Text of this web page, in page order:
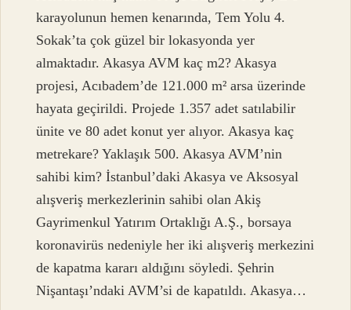
karayolunun hemen kenarında, Tem Yolu 4.
Sokak’ta çok güzel bir lokasyonda yer
almaktadır. Akasya AVM kaç m2? Akasya
projesi, Acıbadem’de 121.000 m² arsa üzerinde
hayata geçirildi. Projede 1.357 adet satılabilir
ünite ve 80 adet konut yer alıyor. Akasya kaç
metrekare? Yaklaşık 500. Akasya AVM’nin
sahibi kim? İstanbul’daki Akasya ve Aksosyal
alışveriş merkezlerinin sahibi olan Akiş
Gayrimenkul Yatırım Ortaklığı A.Ş., borsaya
koronavirüs nedeniyle her iki alışveriş merkezini
de kapatma kararı aldığını söyledi. Şehrin
Nişantaşı’ndaki AVM’si de kapatıldı. Akasya…